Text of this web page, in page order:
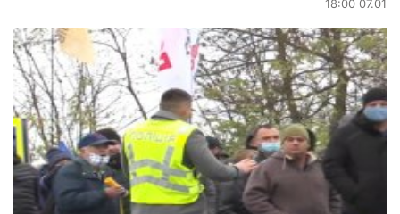
18:00 07.01